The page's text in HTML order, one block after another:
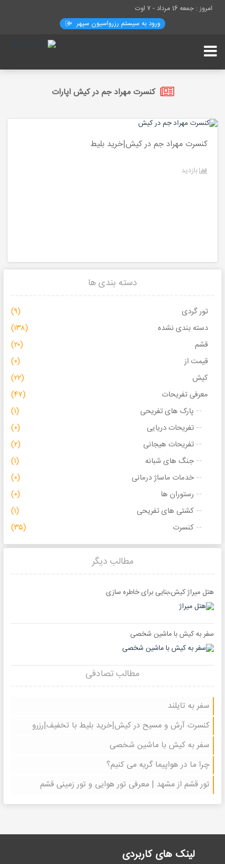
امروز : جمعه 16 مرداد -
۷ اوت
ورود به سیستم رزرواسيون سپهر
کنسرت مهراد جم در کیش اپارات
کنسرت مهراد جم در کیش|خرید بلیط
بازدید
دسته بندی ها
تور گردی
(۹)
دسته بندی نشده
(۱۳۸)
قشم
(۲۰)
قیمت از
(۰)
کیش
(۲۲)
معرفی تفریحات
(۴۷)
پارک های تفریحی
(۱)
تفریحات دریایی
(۰)
تفریحات هیجانی
(۲)
جنگ های شبانه
(۱)
خدمات ماساژ درمانی
(۰)
رستوران ها
(۰)
کشتی های تفریحی
(۱)
کنسرت
(۳۵)
مطالب دیگر
هتل میراژ کیش،بنایی برای خاطره سازی
سفر به کیش با ماشین شخصی
مطالب تصادفی
سفر به تایلند
کنسرت آرش و مسیح در کیش|خرید بلیط با تخفیف|رزرو
سفر به کیش با ماشین شخصی
چرا ما در هواپیما گریه می کنیم؟
تور قشم از مشهد | معرفی تور هوایی و تور زمینی قشم
لینک های کاربردی